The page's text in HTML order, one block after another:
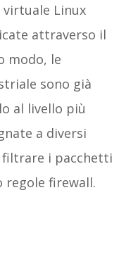
virtuale Linux
attraverso il
modo, le
sono già
al livello più
a diversi
filtrare i pacchetti
regole firewall.